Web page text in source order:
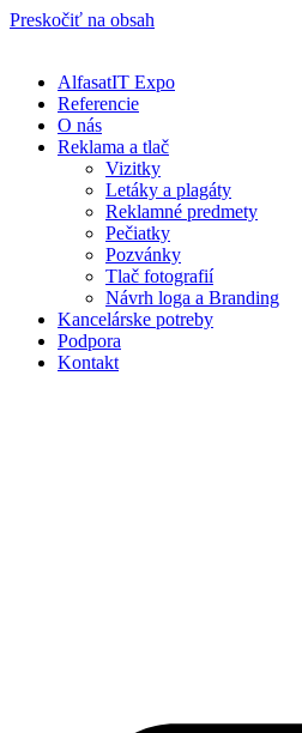
Preskočiť na obsah
AlfasatIT Expo
Referencie
O nás
Reklama a tlač
Vizitky
Letáky a plagáty
Reklamné predmety
Pečiatky
Pozvánky
Tlač fotografií
Návrh loga a Branding
Kancelárske potreby
Podpora
Kontakt